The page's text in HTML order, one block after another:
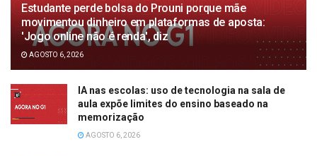
Estudante perde bolsa do Prouni porque mãe
movimentou dinheiro em plataformas de aposta:
'Jogo online não é renda', diz
AGOSTO 6, 2026
IA nas escolas: uso de tecnologia na sala de
aula expõe limites do ensino baseado na
memorização
AGOSTO 6, 2026